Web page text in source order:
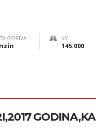
GORIVA KM
145.000
GODINA,KA